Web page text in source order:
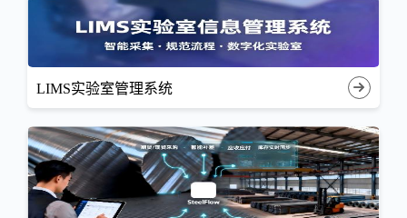
LIMS实验室管理系统